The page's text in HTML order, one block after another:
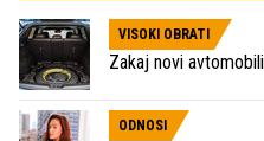
VISOKI OBRATI
Zakaj novi
ODNOSI